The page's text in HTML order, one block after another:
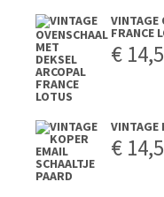
VINTAGE
FRANCE
€
VINTAGE
€